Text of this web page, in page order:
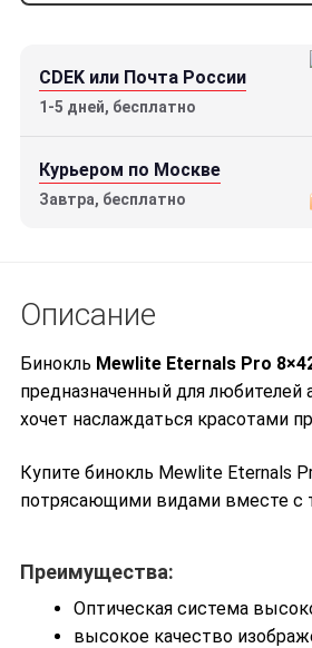
CDEK или Почта России
1-5 дней, бесплатно
Курьером по Москве
Завтра, бесплатно
Бинокль Mewlite Eternals Pro 8×42 ED
36990 р.
Описание
Бинокль Mewlite Eternals Pro
предназначенный для любителей
хочет наслаждаться красотами
Купите бинокль Mewlite Eternals
потрясающими видами вместе с
Преимущества:
Оптическая система
высокое качество